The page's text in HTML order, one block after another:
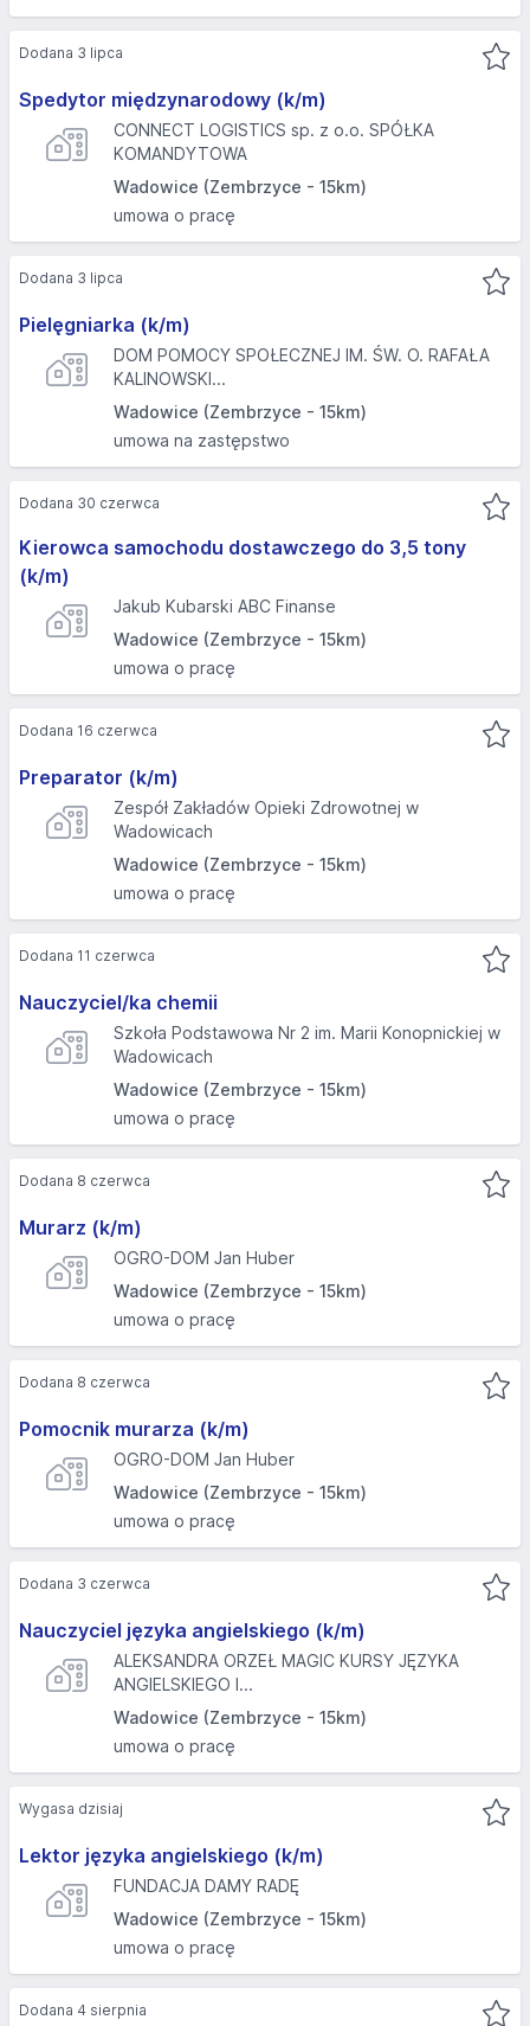
Spedytor międzynarodowy (k/m)
CONNECT LOGISTICS sp. z o.o. SPÓŁKA
KOMANDYTOWA
Wadowice (Zembrzyce - 15km)
umowa o pracę
Dodana 3 lipca
Pielęgniarka (k/m)
DOM POMOCY SPOŁECZNEJ IM. ŚW. O. RAFAŁA
KALINOWSKI...
Wadowice (Zembrzyce - 15km)
umowa na zastępstwo
Dodana 3 lipca
Kierowca samochodu dostawczego do 3,5 tony
(k/m)
Jakub Kubarski ABC Finanse
Wadowice (Zembrzyce - 15km)
umowa o pracę
Dodana 30 czerwca
Preparator (k/m)
Zespół Zakładów Opieki Zdrowotnej w
Wadowicach
Wadowice (Zembrzyce - 15km)
umowa o pracę
Dodana 16 czerwca
Nauczyciel/ka chemii
Szkoła Podstawowa Nr 2 im. Marii Konopnickiej w
Wadowicach
Wadowice (Zembrzyce - 15km)
umowa o pracę
Dodana 11 czerwca
Murarz (k/m)
OGRO-DOM Jan Huber
Wadowice (Zembrzyce - 15km)
umowa o pracę
Dodana 8 czerwca
Pomocnik murarza (k/m)
OGRO-DOM Jan Huber
Wadowice (Zembrzyce - 15km)
umowa o pracę
Dodana 8 czerwca
Nauczyciel języka angielskiego (k/m)
ALEKSANDRA ORZEŁ MAGIC KURSY JĘZYKA
ANGIELSKIEGO I...
Wadowice (Zembrzyce - 15km)
umowa o pracę
Dodana 3 czerwca
Lektor języka angielskiego (k/m)
FUNDACJA DAMY RADĘ
Wadowice (Zembrzyce - 15km)
umowa o pracę
Wygasa dzisiaj
Dodana 4 sierpnia